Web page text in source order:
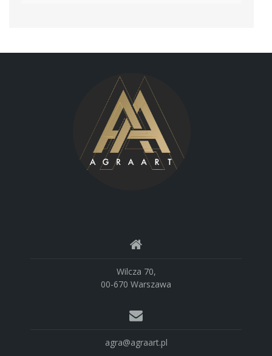
Wilcza 70,
00-670 Warszawa
agra@agraart.pl